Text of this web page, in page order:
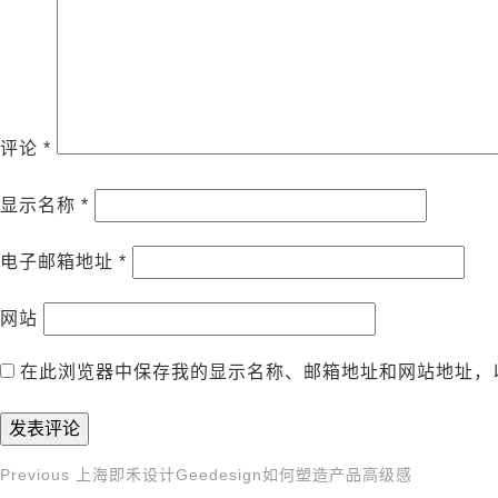
评论 *
显示名称 *
电子邮箱地址 *
网站
在此浏览器中保存我的显示名称、邮箱地址和网站地址，
Previous
Previous 上海即禾设计Geedesign如何塑造产品高级感